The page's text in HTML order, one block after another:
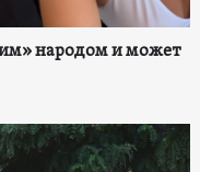
народом и может